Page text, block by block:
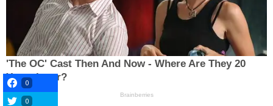
0
0